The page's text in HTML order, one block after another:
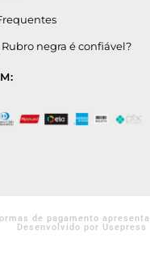
Rubro negra é confiável?
de pagamento
Desenvolvido por Usepress